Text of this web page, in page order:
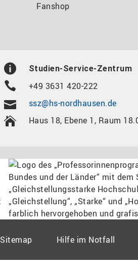
Fanshop
Studien-Service-Zentrum
+49 3631 420-222
ssz@hs-nordhausen.de
Haus 18, Ebene 1, Raum
Sitemap Hilfe im Notfall